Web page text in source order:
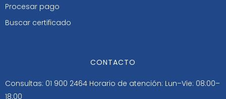
Procesar pago
Buscar certificado
CONTACTO
Consultas: 01 900 2464 Horario de atención: Lun–Vie: 08:00–
18:00